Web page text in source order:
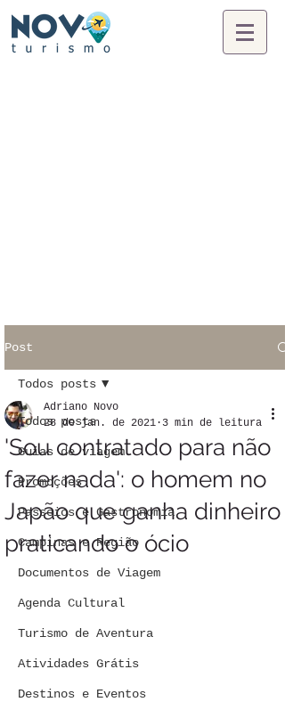
Post
Todos posts
Guias de viagem
Promoções
Passeios e Gastronomia
Campinas e Região
Documentos de Viagem
Agenda Cultural
Turismo de Aventura
Atividades Grátis
Destinos e Eventos
Todos posts
'Sou contratado para não
fazer nada': o homem no
Japão que ganha dinheiro
praticando o ócio
Adriano Novo
28 de jan. de 2021 3 min de leitura